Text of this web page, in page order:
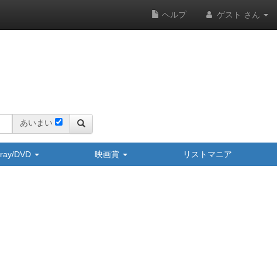
ヘルプ ゲスト さん
あいまい
DVD 映画賞 リストマニア